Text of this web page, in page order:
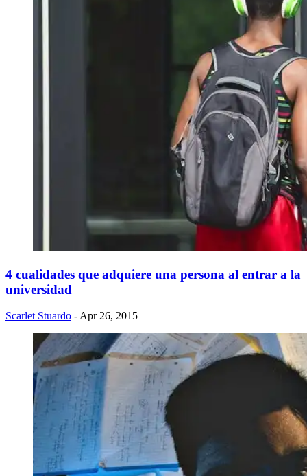
4 cualidades que adquiere una persona al entrar a la
universidad
Scarlet Stuardo - Apr 26, 2015